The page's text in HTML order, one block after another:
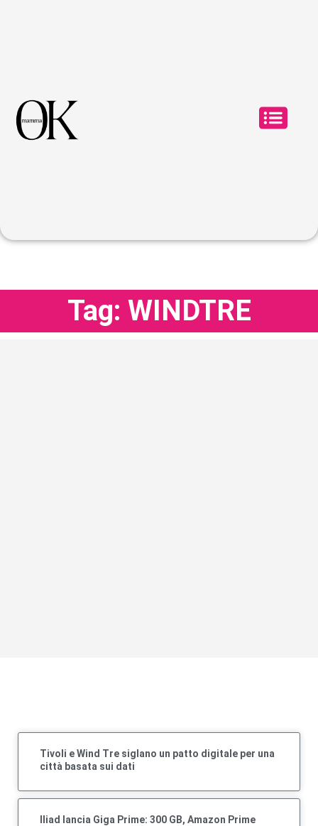
Tag: WINDTRE
Tivoli e Wind Tre siglano un patto digitale per una
città basata sui dati
Iliad lancia Giga Prime: 300 GB, Amazon Prime